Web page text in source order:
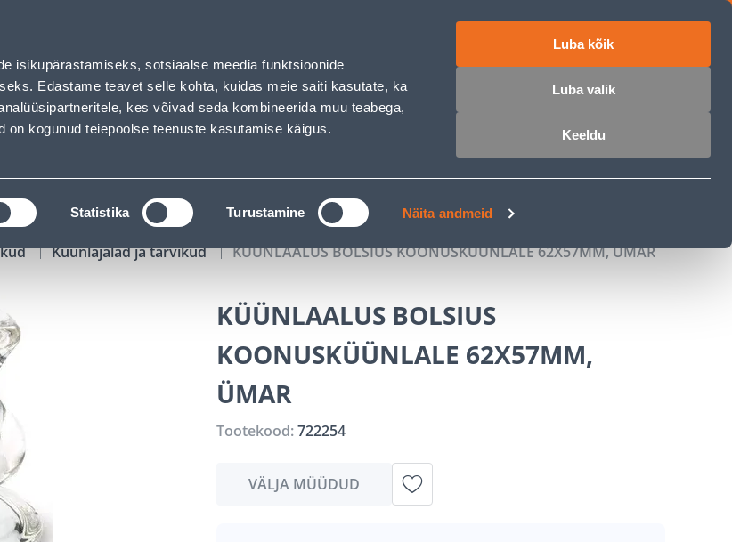
isikupärastamiseks, sotsiaalse meedia funktsioonide
Edastame teavet selle kohta, kuidas meie saiti kasutate, ka
kes võivad seda kombineerida muu teabega,
on kogunud teiepoolse teenuste kasutamise käigus.
Statistika Turustamine Näita andmeid
Luba kõik
Luba valik
Keeldu
loaded
Karjäärileht
OTSI Logi sisse
TÖÖRIISTALAENUTUS JÄRELMAKS
Küünlajalad ja tarvikud KÜÜNLAALUS BOLSIUS KOONUSKÜÜNLALE 62X57MM, ÜMAR
KÜÜNLAALUS BOLSIUS
KOONUSKÜÜNLALE 62X57MM,
ÜMAR
Tootekood:722254
VÄLJA MÜÜDUD